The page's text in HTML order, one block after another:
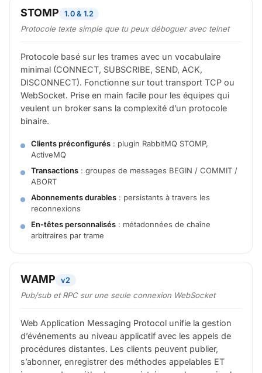
STOMP 1.0 & 1.2
Protocole texte simple que tu peux déboguer avec telnet
Protocole basé sur les trames avec un vocabulaire
minimal (CONNECT, SUBSCRIBE, SEND, ACK,
DISCONNECT). Fonctionne sur tout transport TCP ou
WebSocket. Prise en main facile pour les équipes qui
veulent un broker sans la complexité d’un protocole
binaire.
Clients préconfigurés : plugin RabbitMQ STOMP,
ActiveMQ
Transactions : groupes de messages BEGIN / COMMIT /
ABORT
Abonnements durables : persistants à travers les
reconnexions
En-têtes personnalisés : métadonnées de chaîne
arbitraires par trame
WAMP v2
Pub/sub etRPC sur une seule connexion WebSocket
Web Application Messaging Protocol unifie la gestion
d’événements au niveau applicatif avec les appels de
procédures distantes. Les clients peuvent publier,
s’abonner, enregistrer des méthodes appelables ET